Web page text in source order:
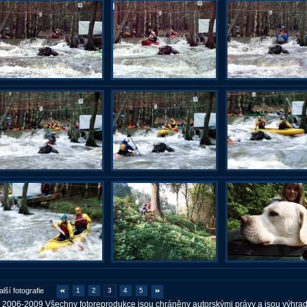
fotografie 1 2 3 4 5
2009 Všechny fotoreprodukce jsou chráněny autorskými právy a jsou